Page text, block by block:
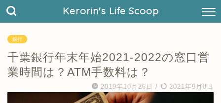
Kerorin's Life Scoop
銀行
千葉銀行年末年始2021-2022の窓口営
業時間は？ATM手数料は？
2019年10月26日 / 2021年9月8日